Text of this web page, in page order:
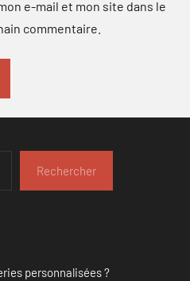
e-mail et mon site dans le
commentaire.
Rechercher
personnalisées ?